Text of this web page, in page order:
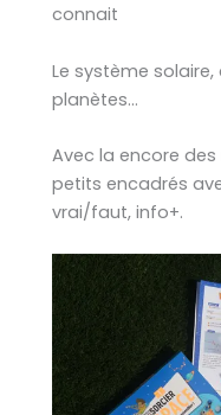
connait
Le système
planètes…
Avec la encore
petits encadrés
vrai/faut, info+.